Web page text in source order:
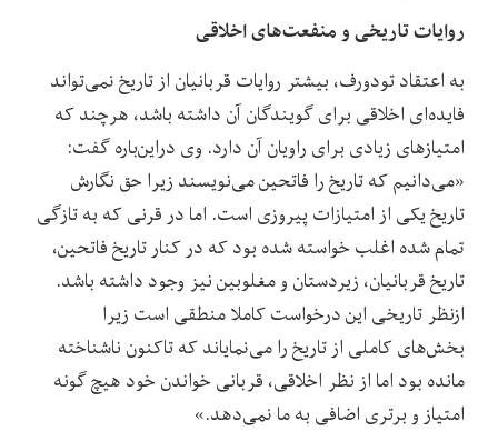
روایات تاریخی و منفعت‌های اخلاقی
به اعتقاد تودورف، بیشتر روایات قربانیان از تاریخ نمی‌تواند
فایده‌ای اخلاقی برای گویندگان آن داشته باشد، هرچند که
امتیازهای زیادی برای راویان آن دارد. وی دراین‌باره گفت:
«می‌دانیم که تاریخ را فاتحین می‌نویسند زیرا حق نگارش
تاریخ یکی از امتیازات پیروزی است. اما در قرنی که به تازگی
تمام شده اغلب خواسته شده بود که در کنار تاریخ فاتحین،
تاریخ قربانیان، زیردستان و مغلوبین نیز وجود داشته باشد.
ازنظر تاریخی این درخواست کاملا منطقی است زیرا
بخش‌های کاملی از تاریخ را می‌نمایاند که تاکنون ناشناخته
مانده بود اما از نظر اخلاقی، قربانی خواندن خود هیچ گونه
امتیاز و برتری اضافی به ما نمی‌دهد.»